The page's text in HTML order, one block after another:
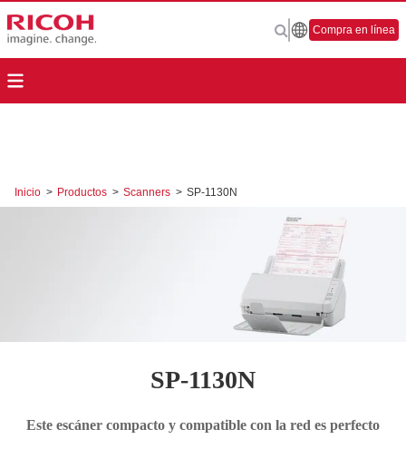
Compra en línea
Inicio > Productos > Scanners > SP-1130N
SP-1130N
Este escáner compacto y compatible con la red es perfecto